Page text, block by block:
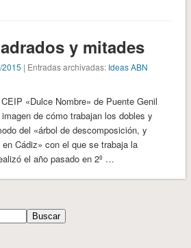
y mitades
2015 | Entradas archivadas: Ideas ABN
«Dulce Nombre» de Puente Genil
de cómo trabajan los dobles y
del «árbol de descomposición, y
Cádiz» con el que se trabaja la
el año pasado en 2º …
Buscar